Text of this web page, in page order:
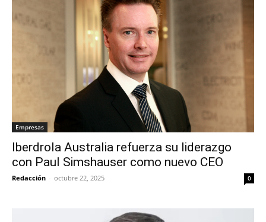
Empresas
Iberdrola Australia refuerza su liderazgo
con Paul Simshauser como nuevo CEO
Redacción - octubre 22, 2025 0